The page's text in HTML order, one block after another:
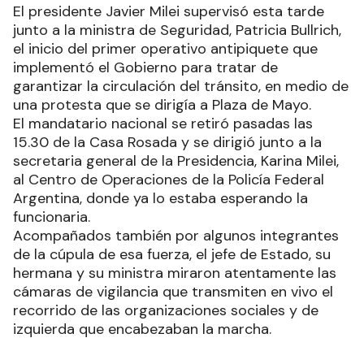
El presidente Javier Milei supervisó esta tarde
junto a la ministra de Seguridad, Patricia Bullrich,
el inicio del primer operativo antipiquete que
implementó el Gobierno para tratar de
garantizar la circulación del tránsito, en medio de
una protesta que se dirigía a Plaza de Mayo.
El mandatario nacional se retiró pasadas las
15.30 de la Casa Rosada y se dirigió junto a la
secretaria general de la Presidencia, Karina Milei,
al Centro de Operaciones de la Policía Federal
Argentina, donde ya lo estaba esperando la
funcionaria.
Acompañados también por algunos integrantes
de la cúpula de esa fuerza, el jefe de Estado, su
hermana y su ministra miraron atentamente las
cámaras de vigilancia que transmiten en vivo el
recorrido de las organizaciones sociales y de
izquierda que encabezaban la marcha.